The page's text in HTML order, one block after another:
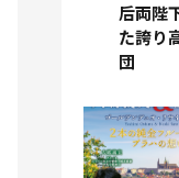
后両陛
た誇り